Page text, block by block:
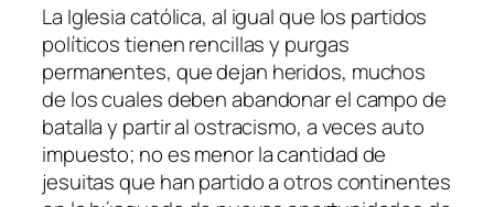
La Iglesia católica, al igual que los partidos
políticos tienen rencillas y purgas
permanentes, que dejan heridos, muchos
de los cuales deben abandonar el campo de
batalla y partir al ostracismo, a veces auto
impuesto; no es menor la cantidad de
jesuitas que han partido a otros continentes